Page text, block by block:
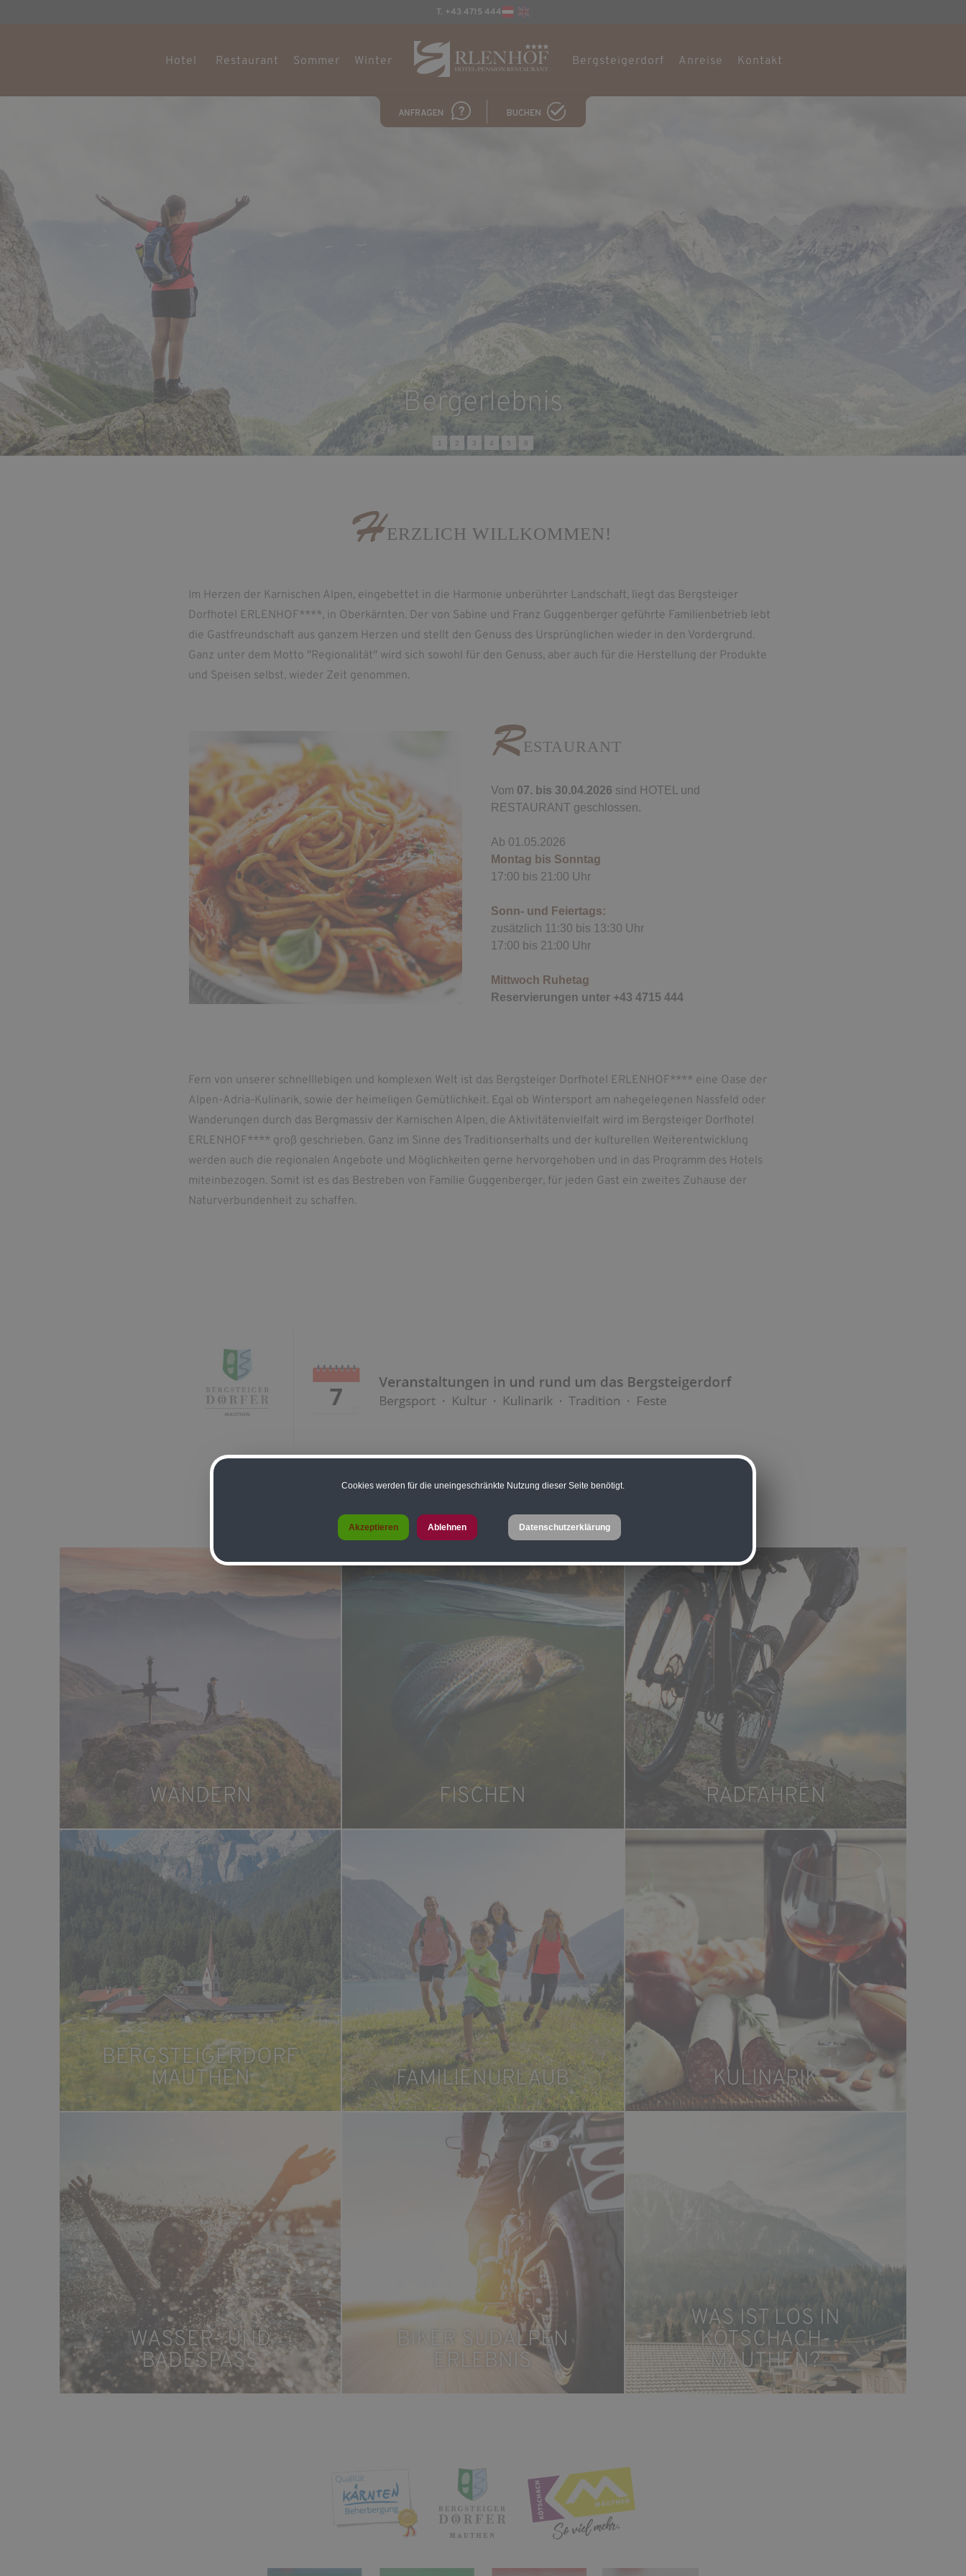
T. +43 4715 444
Hotel Restaurant Sommer Winter Bergsteigerdorf Anreise Kontakt
Bergerlebnis
1 2 3 4 5 6
HERZLICH WILLKOMMEN!
Im Herzen der Karnischen Alpen, eingebettet in die Harmonie unberührter Landschaft, liegt das Bergsteiger
Dorfhotel ERLENHOF****, in Oberkärnten. Der von Sabine und Franz Guggenberger geführte Familienbetrieb lebt
die Gastfreundschaft aus ganzem Herzen und stellt den Genuss des Ursprünglichen wieder in den Vordergrund.
Ganz unter dem Motto "Regionalität" wird sich sowohl für den Genuss, aber auch für die Herstellung der Produkte
und Speisen selbst, wieder Zeit genommen.
RESTAURANT
Vom 07. bis 30.04.2026 sind HOTEL und
RESTAURANT geschlossen.
Ab 01.05.2026
Montag bis Sonntag
17:00 bis 21:00 Uhr
Sonn- und Feiertags:
zusätzlich 11:30 bis 13:30 Uhr
17:00 bis 21:00 Uhr
Mittwoch Ruhetag
Reservierungen unter +43 4715 444
Fern von unserer schnelllebigen und komplexen Welt ist das Bergsteiger Dorfhotel ERLENHOF**** eine Oase der
Alpen-Adria-Kulinarik, sowie der heimeligen Gemütlichkeit. Egal ob Wintersport am nahegelegenen Nassfeld oder
Wanderungen durch das Bergmassiv der Karnischen Alpen, die Aktivitätenvielfalt wird im Bergsteiger Dorfhotel
ERLENHOF**** groß geschrieben. Ganz im Sinne des Traditionserhalts und der kulturellen Weiterentwicklung
werden auch die regionalen Angebote und Möglichkeiten gerne hervorgehoben und in das Programm des Hotels
miteinbezogen. Somit ist es das Bestreben von Familie Guggenberger, für jeden Gast ein zweites Zuhause der
Naturverbundenheit zu schaffen.
WANDERN FISCHEN RADFAHREN
BERGSTEIGERDORF
MAUTHEN
FAMILIENURLAUB KULINARIK
WASSER- UND
BADESPASS
BIKER SÜDALPEN
ERLEBNIS
WAS IST LOS IN
KÖTSCHACH-
MAUTHEN?
Cookies werden für die uneingeschränkte Nutzung dieser Seite benötigt.
Akzeptieren Ablehnen Datenschutzerklärung